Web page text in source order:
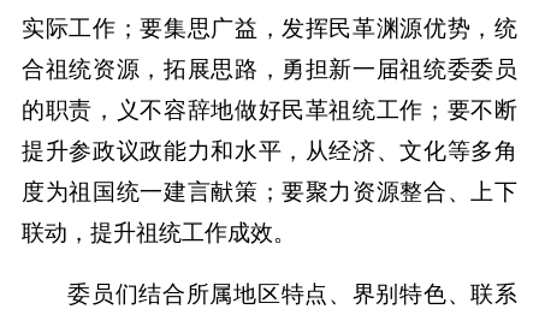
实际工作；要集思广益，发挥民革渊源优势，统
合祖统资源，拓展思路，勇担新一届祖统委委员
的职责，义不容辞地做好民革祖统工作；要不断
提升参政议政能力和水平，从经济、文化等多角
度为祖国统一建言献策；要聚力资源整合、上下
联动，提升祖统工作成效。
委员们结合所属地区特点、界别特色、联系